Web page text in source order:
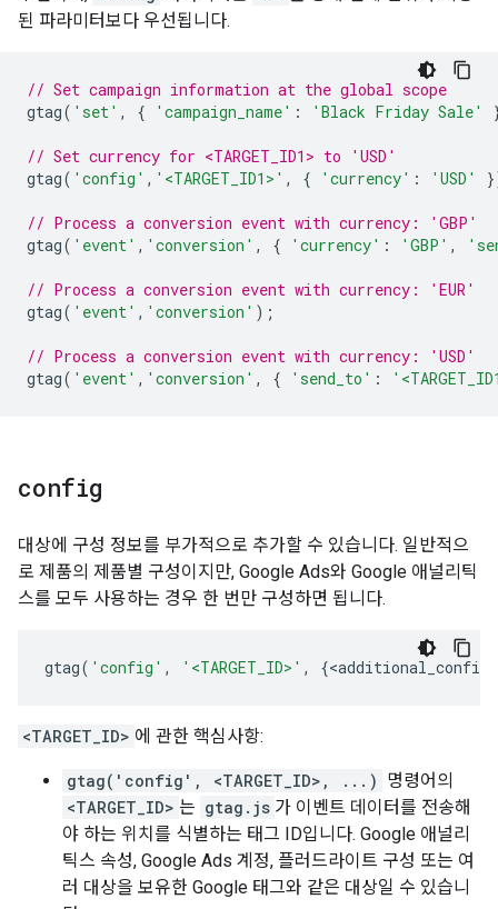
된 파라미터보다 우선됩니다.
// Set campaign information at the global scope
gtag( 'set' , { 'campaign_name' : 'Black Friday Sale'
// Set currency for <TARGET_ID1> to 'USD'
gtag( 'config' , '<TARGET_ID1>' , { 'currency' : 'USD'
// Process a conversion event with currency: 'GBP'
gtag( 'event' , 'conversion' , { 'currency' : 'GBP' ,
// Process a conversion event with currency: 'EUR'
gtag( 'event' , 'conversion' );
// Process a conversion event with currency: 'USD'
gtag( 'event' , 'conversion' , { 'send_to' :
config
대상에 구성 정보를 부가적으로 추가할 수 있습니다. 일반적으
로 제품의 제품별 구성이지만, Google Ads와 Google 애널리틱
스를 모두 사용하는 경우 한 번만 구성하면 됩니다.
gtag( 'config' , '<TARGET_ID>' , {<
<TARGET_ID> 에 관한 핵심사항:
gtag('config', <TARGET_ID>, ...) 명령어의
<TARGET_ID> 는 gtag.js 가 이벤트 데이터를 전송해
야 하는 위치를 식별하는 태그 ID입니다. Google 애널리
틱스 속성, Google Ads 계정, 플러드라이트 구성 또는 여
러 대상을 보유한 Google 태그와 같은 대상일 수 있습니